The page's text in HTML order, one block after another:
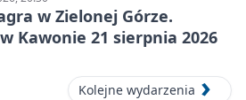
w Zielonej Górze.
Kawonie 21 sierpnia 2026
Kolejne wydarzenia